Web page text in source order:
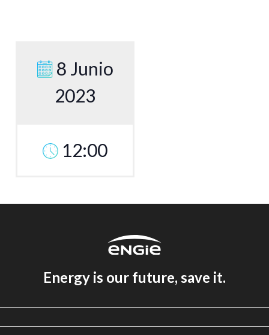
8 Junio
2023
12:00
Energy is our future, save it.
Aviso legal